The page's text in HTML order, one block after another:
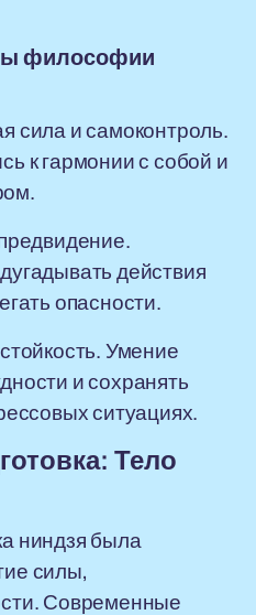
философии
сила и самоконтроль.
к гармонии с собой и
действия
опасности.
Умение
и сохранять
ситуациях.
Тело
ниндзя была
силы,
Современные